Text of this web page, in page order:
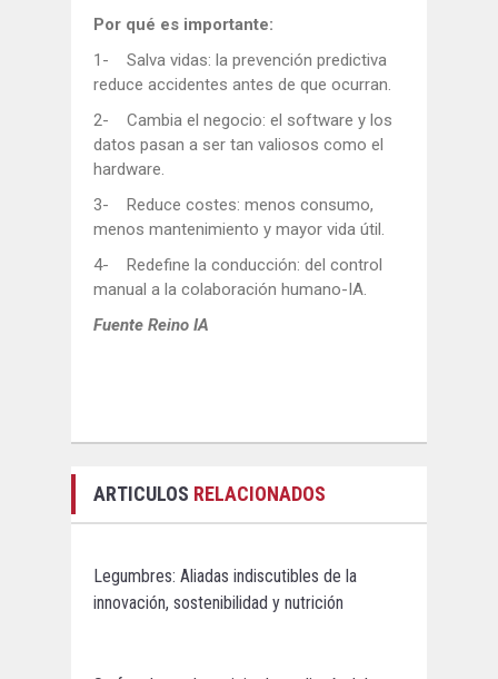
Por qué es importante:
1- Salva vidas: la prevención predictiva
reduce accidentes antes de que ocurran.
2- Cambia el negocio: el software y los
datos pasan a ser tan valiosos como el
hardware.
3- Reduce costes: menos consumo,
menos mantenimiento y mayor vida útil.
4- Redefine la conducción: del control
manual a la colaboración humano-IA.
Fuente Reino IA
ARTICULOS RELACIONADOS
Legumbres: Aliadas indiscutibles de la
innovación, sostenibilidad y nutrición